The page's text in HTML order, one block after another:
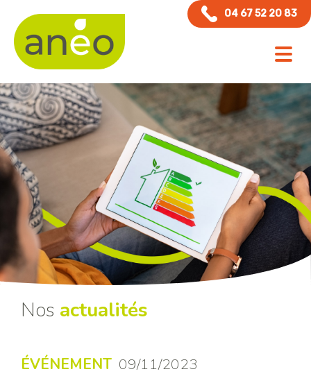
04 67 52 20 83
Nos actualités
ÉVÉNEMENT 09/11/2023